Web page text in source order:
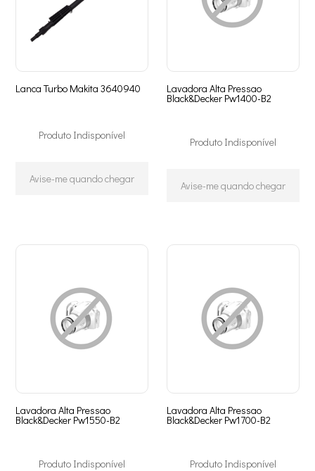
Lanca Turbo Makita 3640940
Produto Indisponível
Avise-me quando chegar
Lavadora Alta Pressao
Black&Decker Pw1400-B2
Produto Indisponível
Avise-me quando chegar
Lavadora Alta Pressao
Black&Decker Pw1550-B2
Produto Indisponível
Lavadora Alta Pressao
Black&Decker Pw1700-B2
Produto Indisponível